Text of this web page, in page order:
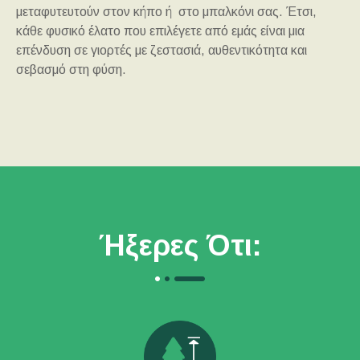
μεταφυτευτούν στον κήπο ή στο μπαλκόνι σας. Έτσι,
κάθε φυσικό έλατο που επιλέγετε από εμάς είναι μια
επένδυση σε γιορτές με ζεστασιά, αυθεντικότητα και
σεβασμό στη φύση.
Ήξερες Ότι: